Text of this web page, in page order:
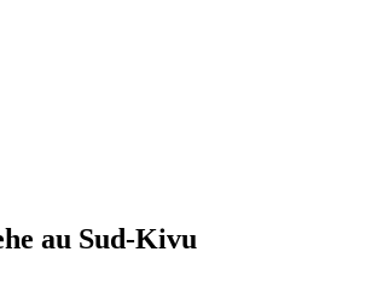
au Sud-Kivu